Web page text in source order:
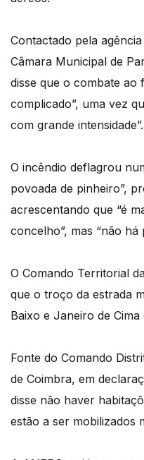
Contactado pela
Câmara Municipal de
disse que o combate ao
complicado”, uma vez
com grande intensidade”.
O incêndio deflagrou
povoada de pinheiro”,
acrescentando que “é
concelho”, mas “não há
O Comando Territorial
que o troço da estrada
Baixo e Janeiro de
Fonte do Comando
de Coimbra, em
disse não haver
estão a ser mobilizados